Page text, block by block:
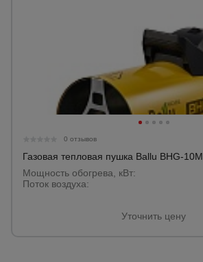
0 отзывов
Газовая тепловая пушка Ballu BHG-10M
Мощность обогрева, кВт:
Поток воздуха:
Уточнить цену